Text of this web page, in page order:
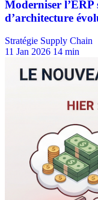
Stratégie Supply Chain
11 Jan 2026 14 min